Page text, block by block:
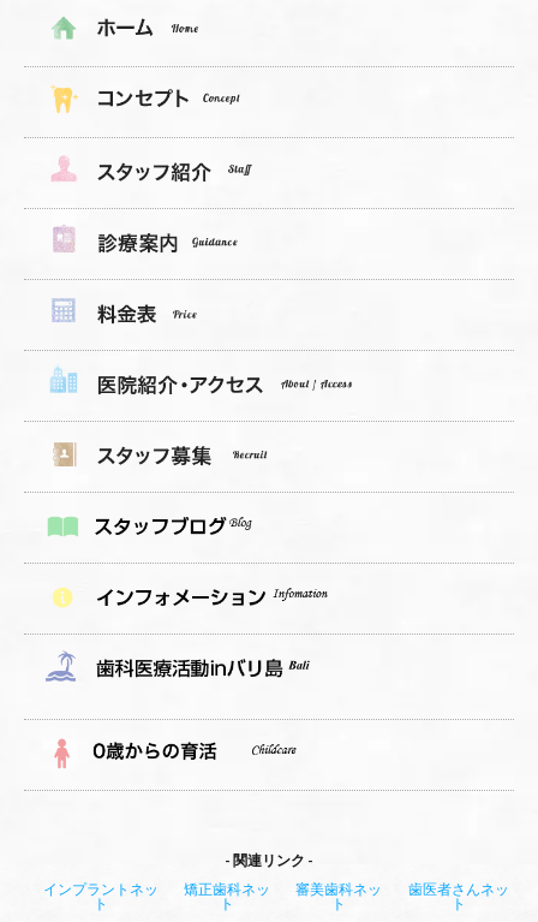
関連リンク
インプラントネッ
ト
矯正歯科ネッ
ト
審美歯科ネッ
ト
歯医者さんネッ
ト